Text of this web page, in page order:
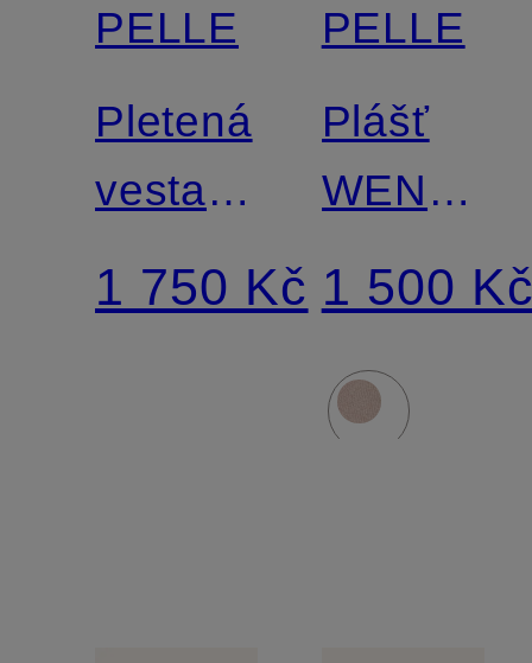
PELLE
Pletená
vesta
ELONA
1 750 Kč
PELLE
Plášť
WENDY
s
umělou
kožešinou
1 500